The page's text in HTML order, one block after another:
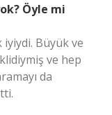
Öyle mi
iyiydi. Büyük ve
ve hep
da